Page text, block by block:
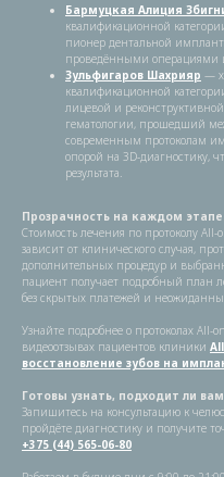
Бармуцкая Алиция
квалификационной
пионер дентальной
проведёнными операциями
Зульфигаров Шахрияр —
квалификационной
лицевой и
гематологии, прошедший
современным протоколам
опорой на 3D-диагностику,
результата.
Прозрачность на каждом этапе
Стоимость лечения по протоколу
зависит от клинического случая,
дополнительных процедур и
пациент получает подробный план
без скрытых платежей и
Узнайте подробнее о протоколах All-
видеоотзывах пациентов клиники
восстановление зубов на
Готовы узнать, подходит ли
Запишитесь на консультацию к
пройдёте диагностику и получите
+375 (44) 565-06-80